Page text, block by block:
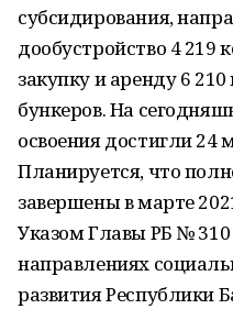
субсидирования,
дообустройство 4
закупку и аренду 6
бункеров. На
освоения достигли
Планируется, что
завершены в марте
Указом Главы РБ № 310
направлениях
развития Республики